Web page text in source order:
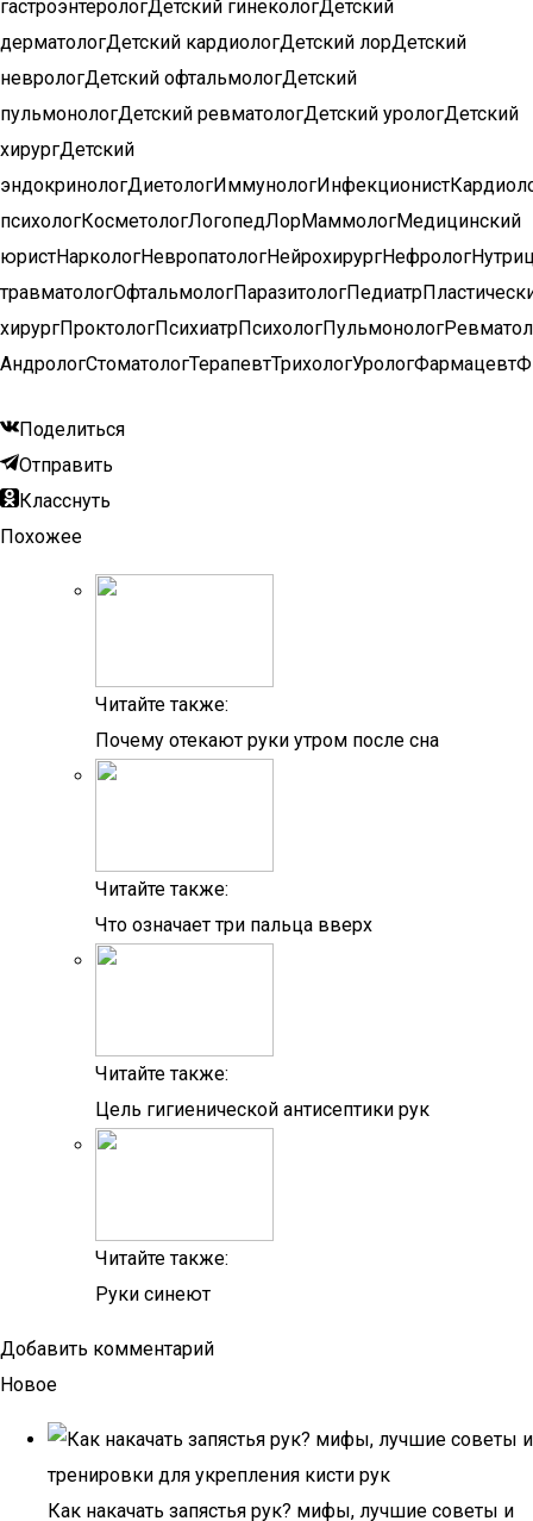
гастроэнтерологДетский гинекологДетский
дерматологДетский кардиологДетский лорДетский
неврологДетский офтальмологДетский
пульмонологДетский ревматологДетский урологДетский
хирургДетский
психологКосметологЛогопедЛорМаммологМедицинский
Поделиться
Отправить
Класснуть
Похожее
Читайте также:
Почему отекают руки утром после сна
Читайте также:
Что означает три пальца вверх
Читайте также:
Цель гигиенической антисептики рук
Читайте также:
Руки синеют
Добавить комментарий
Новое
Как накачать запястья рук? мифы, лучшие советы и